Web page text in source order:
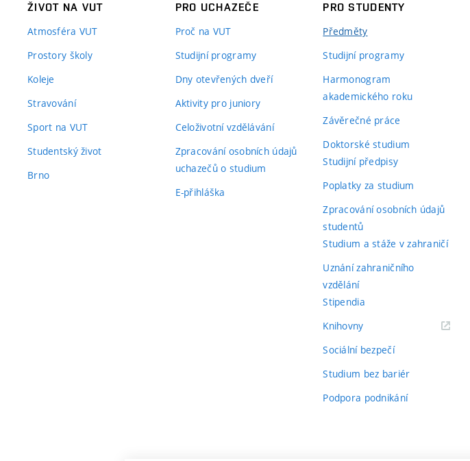
ŽIVOT NA VUT
Atmosféra VUT
Prostory školy
Koleje
Stravování
Sport na VUT
Studentský život
Brno
PRO UCHAZEČE
Proč na VUT
Studijní programy
Dny otevřených dveří
Aktivity pro juniory
Celoživotní vzdělávání
Zpracování osobních údajů
uchazečů o studium
E-přihláška
PRO STUDENTY
Předměty
Studijní programy
Harmonogram
akademického roku
Závěrečné práce
Doktorské studium
Studijní předpisy
Poplatky za studium
Zpracování osobních údajů
studentů
Studium a stáže v zahraničí
Uznání zahraničního
vzdělání
Stipendia
Knihovny(externí
Sociální bezpečí
Studium bez bariér
Podpora podnikání